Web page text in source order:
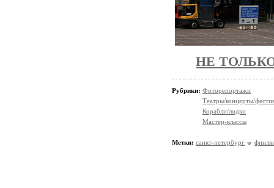
НЕ
Рубрики: Фоторепортажи
Театры/концерты/
Корабли/лодки
Мастер-классы
Метки: санкт-петербург